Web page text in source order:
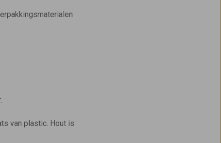
van plastic. Hout is